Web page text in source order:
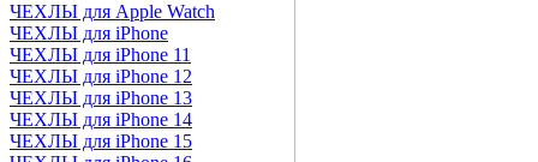
ЧЕХЛЫ для Apple Watch
ЧЕХЛЫ для iPhone
ЧЕХЛЫ для iPhone 11
ЧЕХЛЫ для iPhone 12
ЧЕХЛЫ для iPhone 13
ЧЕХЛЫ для iPhone 14
ЧЕХЛЫ для iPhone 15